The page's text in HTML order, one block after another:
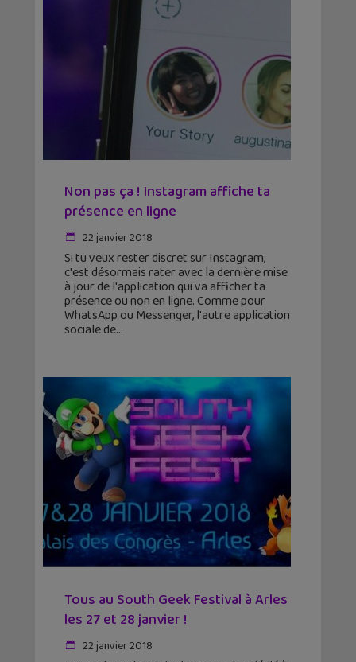
Non pas ça ! Instagram affiche ta
présence en ligne
22 janvier 2018
Si tu veux rester discret sur Instagram,
c'est désormais rater avec la dernière mise
à jour de l'application qui va afficher ta
présence ou non en ligne. Comme pour
WhatsApp ou Messenger, l'autre application
sociale de
Tous au South Geek Festival à Arles
les 27 et 28 janvier !
22 janvier 2018